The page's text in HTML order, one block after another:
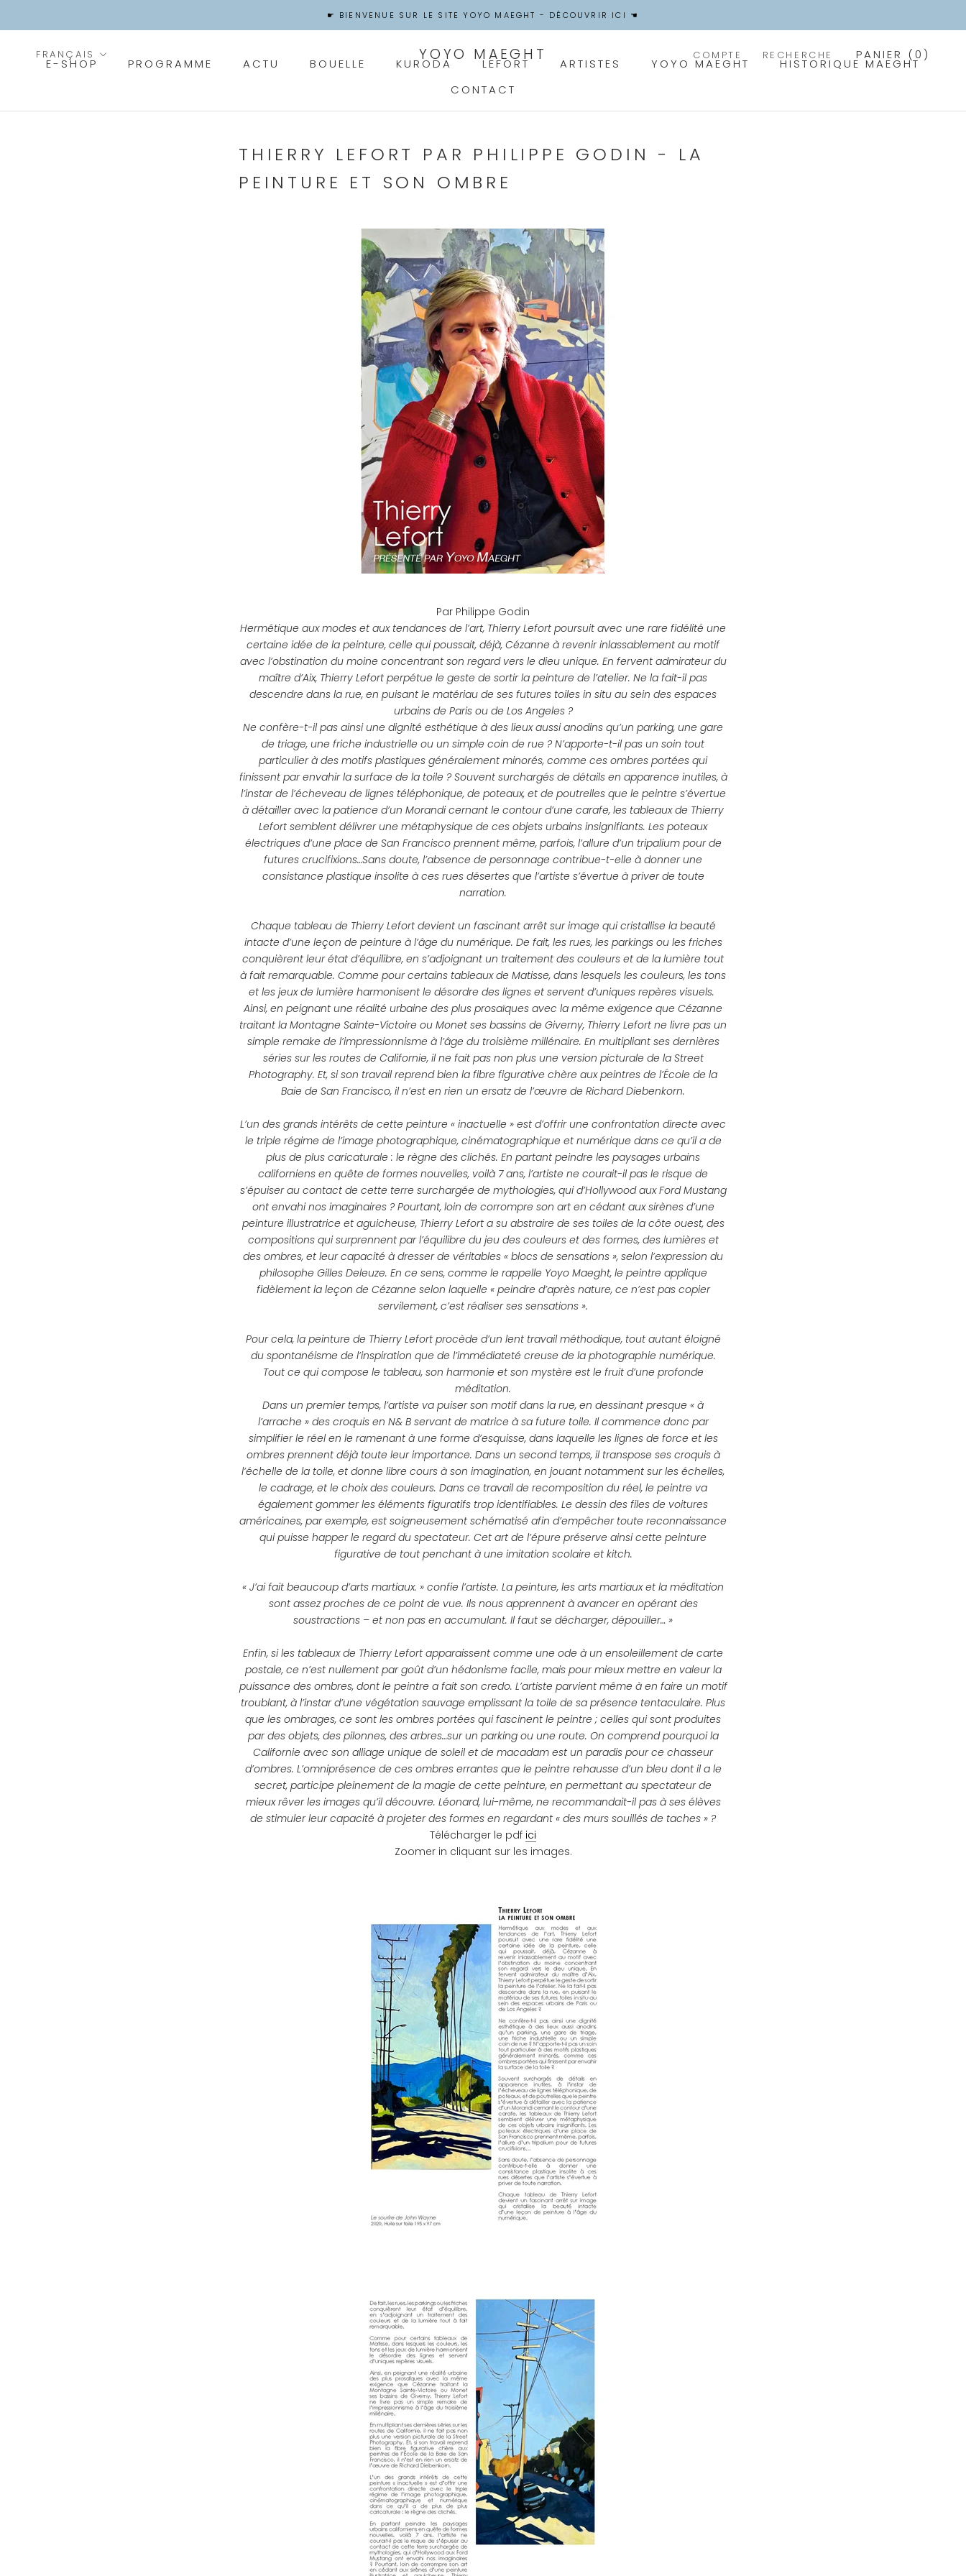
☛ BIENVENUE SUR LE SITE YOYO MAEGHT - DÉCOUVRIR ICI ☚
E-SHOP PROGRAMME ACTU BOUELLE KURODA LEFORT ARTISTES YOYO MAEGHT
HISTORIQUE MAEGHT
CONTACT
Langue
FRANÇAIS YOYO MAEGHT COMPTE RECHERCHE PANIER (0 )
PRÉCÉDENT SUIVANT
THIERRY LEFORT PAR PHILIPPE GODIN - LA
PEINTURE ET SON OMBRE
Par Philippe Godin
Hermétique aux modes et aux tendances de l’art, Thierry Lefort poursuit avec une rare fidélité une
certaine idée de la peinture, celle qui poussait, déjà, Cézanne à revenir inlassablement au motif
avec l’obstination du moine concentrant son regard vers le dieu unique. En fervent admirateur du
maître d’Aix, Thierry Lefort perpétue le geste de sortir la peinture de l’atelier. Ne la fait-il pas
descendre dans la rue, en puisant le matériau de ses futures toiles in situ au sein des espaces
urbains de Paris ou de Los Angeles ?
Ne confère-t-il pas ainsi une dignité esthétique à des lieux aussi anodins qu’un parking, une gare
de triage, une friche industrielle ou un simple coin de rue ? N’apporte-t-il pas un soin tout
particulier à des motifs plastiques généralement minorés, comme ces ombres portées qui
finissent par envahir la surface de la toile ? Souvent surchargés de détails en apparence inutiles, à
l’instar de l’écheveau de lignes téléphonique, de poteaux, et de poutrelles que le peintre s’évertue
à détailler avec la patience d’un Morandi cernant le contour d’une carafe, les tableaux de Thierry
Lefort semblent délivrer une métaphysique de ces objets urbains insignifiants. Les poteaux
électriques d’une place de San Francisco prennent même, parfois, l’allure d’un tripalium pour de
futures crucifixions…Sans doute, l’absence de personnage contribue-t-elle à donner une
consistance plastique insolite à ces rues désertes que l’artiste s’évertue à priver de toute
narration.
Chaque tableau de Thierry Lefort devient un fascinant arrêt sur image qui cristallise la beauté
intacte d’une leçon de peinture à l’âge du numérique. De fait, les rues, les parkings ou les friches
conquièrent leur état d’équilibre, en s’adjoignant un traitement des couleurs et de la lumière tout
à fait remarquable. Comme pour certains tableaux de Matisse, dans lesquels les couleurs, les tons
et les jeux de lumière harmonisent le désordre des lignes et servent d’uniques repères visuels.
Ainsi, en peignant une réalité urbaine des plus prosaïques avec la même exigence que Cézanne
traitant la Montagne Sainte-Victoire ou Monet ses bassins de Giverny, Thierry Lefort ne livre pas un
simple remake de l’impressionnisme à l’âge du troisième millénaire. En multipliant ses dernières
séries sur les routes de Californie, il ne fait pas non plus une version picturale de la Street
Photography. Et, si son travail reprend bien la fibre figurative chère aux peintres de l’École de la
Baie de San Francisco, il n’est en rien un ersatz de l’œuvre de Richard Diebenkorn.
L’un des grands intérêts de cette peinture « inactuelle » est d’offrir une confrontation directe avec
le triple régime de l’image photographique, cinématographique et numérique dans ce qu’il a de
plus de plus caricaturale : le règne des clichés. En partant peindre les paysages urbains
californiens en quête de formes nouvelles, voilà 7 ans, l’artiste ne courait-il pas le risque de
s’épuiser au contact de cette terre surchargée de mythologies, qui d’Hollywood aux Ford Mustang
ont envahi nos imaginaires ? Pourtant, loin de corrompre son art en cédant aux sirènes d’une
peinture illustratrice et aguicheuse, Thierry Lefort a su abstraire de ses toiles de la côte ouest, des
compositions qui surprennent par l’équilibre du jeu des couleurs et des formes, des lumières et
des ombres, et leur capacité à dresser de véritables « blocs de sensations », selon l’expression du
philosophe Gilles Deleuze. En ce sens, comme le rappelle Yoyo Maeght, le peintre applique
fidèlement la leçon de Cézanne selon laquelle « peindre d’après nature, ce n’est pas copier
servilement, c’est réaliser ses sensations ».
Pour cela, la peinture de Thierry Lefort procède d’un lent travail méthodique, tout autant éloigné
du spontanéisme de l’inspiration que de l’immédiateté creuse de la photographie numérique.
Tout ce qui compose le tableau, son harmonie et son mystère est le fruit d’une profonde
méditation.
Dans un premier temps, l’artiste va puiser son motif dans la rue, en dessinant presque « à
l’arrache » des croquis en N& B servant de matrice à sa future toile. Il commence donc par
simplifier le réel en le ramenant à une forme d’esquisse, dans laquelle les lignes de force et les
ombres prennent déjà toute leur importance. Dans un second temps, il transpose ses croquis à
l’échelle de la toile, et donne libre cours à son imagination, en jouant notamment sur les échelles,
le cadrage, et le choix des couleurs. Dans ce travail de recomposition du réel, le peintre va
également gommer les éléments figuratifs trop identifiables. Le dessin des files de voitures
américaines, par exemple, est soigneusement schématisé afin d’empêcher toute reconnaissance
qui puisse happer le regard du spectateur. Cet art de l’épure préserve ainsi cette peinture
figurative de tout penchant à une imitation scolaire et kitch.
« J’ai fait beaucoup d’arts martiaux. » confie l’artiste. La peinture, les arts martiaux et la méditation
sont assez proches de ce point de vue. Ils nous apprennent à avancer en opérant des
soustractions – et non pas en accumulant. Il faut se décharger, dépouiller… »
Enfin, si les tableaux de Thierry Lefort apparaissent comme une ode à un ensoleillement de carte
postale, ce n’est nullement par goût d’un hédonisme facile, mais pour mieux mettre en valeur la
puissance des ombres, dont le peintre a fait son credo. L’artiste parvient même à en faire un motif
troublant, à l’instar d’une végétation sauvage emplissant la toile de sa présence tentaculaire. Plus
que les ombrages, ce sont les ombres portées qui fascinent le peintre ; celles qui sont produites
par des objets, des pilonnes, des arbres…sur un parking ou une route. On comprend pourquoi la
Californie avec son alliage unique de soleil et de macadam est un paradis pour ce chasseur
d’ombres. L’omniprésence de ces ombres errantes que le peintre rehausse d’un bleu dont il a le
secret, participe pleinement de la magie de cette peinture, en permettant au spectateur de
mieux rêver les images qu’il découvre. Léonard, lui-même, ne recommandait-il pas à ses élèves
de stimuler leur capacité à projeter des formes en regardant « des murs souillés de taches » ?
Télécharger le pdf ici
Zoomer in cliquant sur les images.